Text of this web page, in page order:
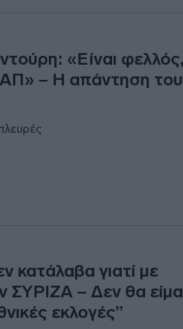
«Είναι φελλός,
– Η απάντηση του
κατάλαβα γιατί με
ΣΥΡΙΖΑ – Δεν θα
εκλογές”